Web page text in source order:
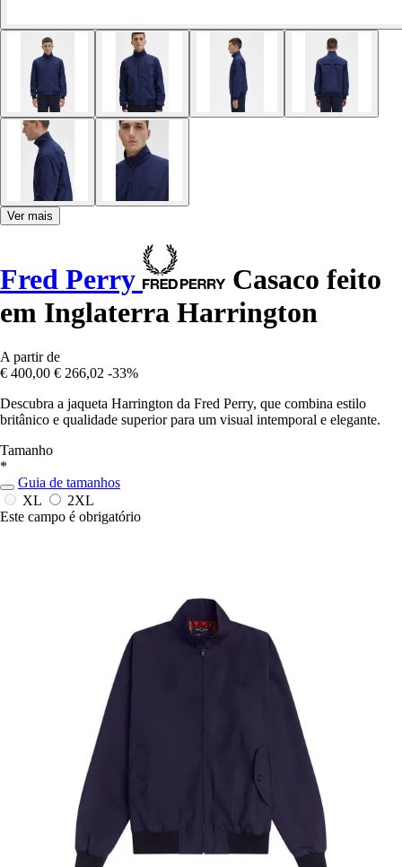
Ver mais
Fred Perry
Casaco feito
em Inglaterra Harrington
A partir de
€ 400,00 € 266,02 -33%
Descubra a jaqueta Harrington da Fred Perry, que combina estilo
britânico e qualidade superior para um visual intemporal e elegante.
Tamanho
*
Guia de tamanhos
XL
2XL
Este campo é obrigatório